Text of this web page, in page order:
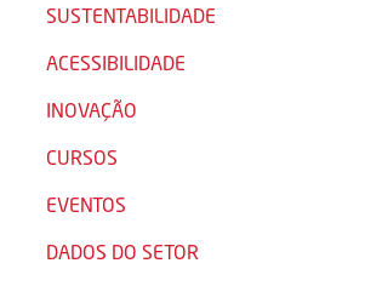
SUSTENTABILIDADE
ACESSIBILIDADE
INOVAÇÃO
CURSOS
EVENTOS
DADOS DO SETOR